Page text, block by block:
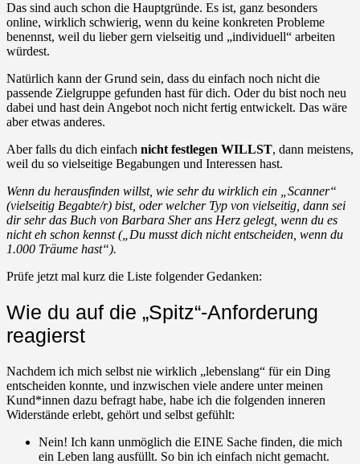
Das sind auch schon die Hauptgründe. Es ist, ganz besonders
online, wirklich schwierig, wenn du keine konkreten Probleme
benennst, weil du lieber gern vielseitig und „individuell“ arbeiten
würdest.
Natürlich kann der Grund sein, dass du einfach noch nicht die
passende Zielgruppe gefunden hast für dich. Oder du bist noch neu
dabei und hast dein Angebot noch nicht fertig entwickelt. Das wäre
aber etwas anderes.
Aber falls du dich einfach nicht festlegen WILLST, dann meistens,
weil du so vielseitige Begabungen und Interessen hast.
Wenn du herausfinden willst, wie sehr du wirklich ein „Scanner“
(vielseitig Begabte/r) bist, oder welcher Typ von vielseitig, dann sei
dir sehr das Buch von Barbara Sher ans Herz gelegt, wenn du es
nicht eh schon kennst („Du musst dich nicht entscheiden, wenn du
1.000 Träume hast“).
Prüfe jetzt mal kurz die Liste folgender Gedanken:
Wie du auf die „Spitz“-Anforderung
reagierst
Nachdem ich mich selbst nie wirklich „lebenslang“ für ein Ding
entscheiden konnte, und inzwischen viele andere unter meinen
Kund*innen dazu befragt habe, habe ich die folgenden inneren
Widerstände erlebt, gehört und selbst gefühlt:
Nein! Ich kann unmöglich die EINE Sache finden, die mich
ein Leben lang ausfüllt. So bin ich einfach nicht gemacht.